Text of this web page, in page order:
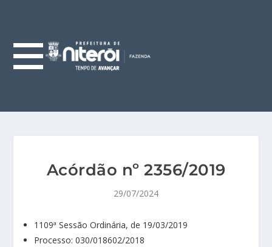
Acórdão nº 2356/2019
29/07/2024
1109ª Sessão Ordinária, de 19/03/2019
Processo: 030/018602/2018